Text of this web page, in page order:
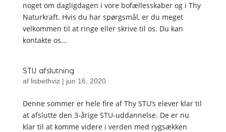
noget om dagligdagen i vore bofællesskaber og i Thy
Naturkraft. Hvis du har spørgsmål, er du meget
velkommen til at ringe eller skrive til os. Du kan
kontakte os...
STU afslutning
af lisbethviz| jun 16, 2020
Denne sommer er hele fire af Thy STU’s elever klar til
at afslutte den 3-årige STU-uddannelse. De er nu
klar til at komme videre i verden med rygsækken